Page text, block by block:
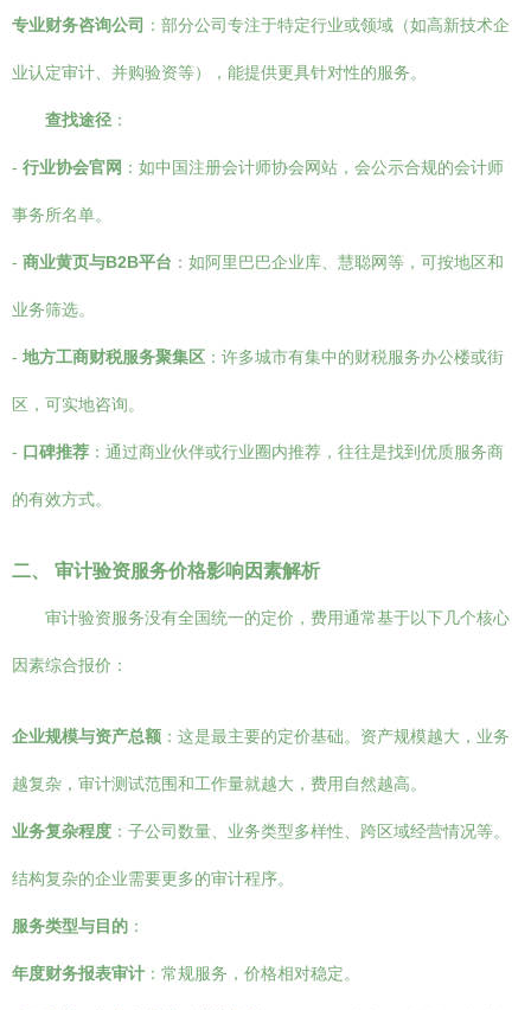
专业财务咨询公司 ：部分公司专注于特定行业或领域（如高新技术企
业认定审计、并购验资等），能提供更具针对性的服务。
查找途径 ：
- 行业协会官网 ：如中国注册会计师协会网站，会公示合规的会计师
事务所名单。
- 商业黄页与B2B平台 ：如阿里巴巴企业库、慧聪网等，可按地区和
业务筛选。
- 地方工商财税服务聚集区 ：许多城市有集中的财税服务办公楼或街
区，可实地咨询。
- 口碑推荐 ：通过商业伙伴或行业圈内推荐，往往是找到优质服务商
的有效方式。
二、 审计验资服务价格影响因素解析
审计验资服务没有全国统一的定价，费用通常基于以下几个核心
因素综合报价：
企业规模与资产总额 ：这是最主要的定价基础。资产规模越大，业务
越复杂，审计测试范围和工作量就越大，费用自然越高。
业务复杂程度 ：子公司数量、业务类型多样性、跨区域经营情况等。
结构复杂的企业需要更多的审计程序。
服务类型与目的 ：
年度财务报表审计 ：常规服务，价格相对稳定。